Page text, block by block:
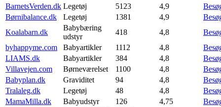
BarnetsVerden.dk Legetøj 5123 4,9
Børnibalance.dk
Legetøj 1381 4,9
Koalabarn.dk
Babybæring
udstyr
418 4,8
byhappyme.com
Babyartikler 1112 4,8
LIAMS.dk
Babyartikler 384 4,8
Villavejen.com
Børneværelset 1100 4,8
Babyplan.dk
Graviditet 94 4,8
Tralaleg.dk
Legetøj 48 4,8
MamaMilla.dk
Babyudstyr 126 4,75